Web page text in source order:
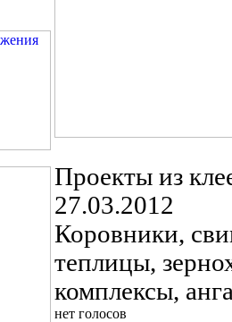
Проекты из
27.03.2012
Коровники,
теплицы,
комплексы,
нет голосов